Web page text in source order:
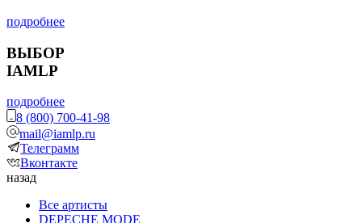
подробнее
ВЫБОР
IAMLP
подробнее
8 (800) 700-41-98
mail@iamlp.ru
Телеграмм
Вконтакте
назад
Все артисты
DEPECHE MODE